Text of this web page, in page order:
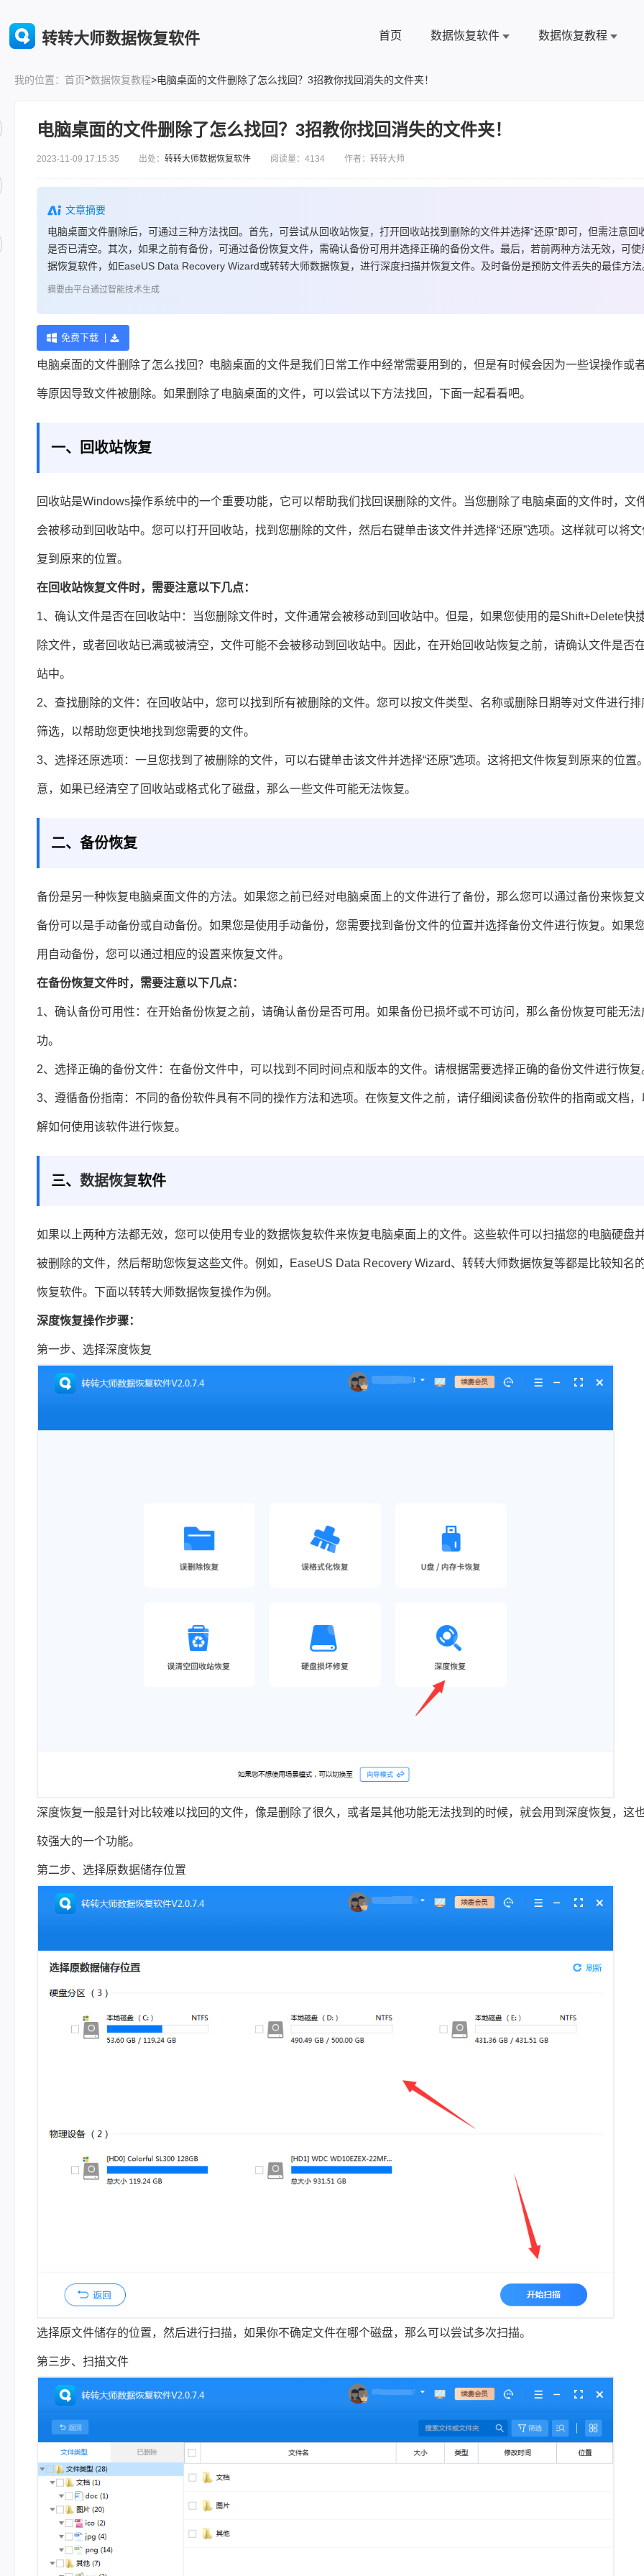
转转大师数据恢复软件 首页 数据恢复软件 数据恢复教程
我的位置： 首页>数据恢复教程>电脑桌面的文件删除了怎么找回？3招教你找回消失的文件夹！
电脑桌面的文件删除了怎么找回？3招教你找回消失的文件夹！
2023-11-09 17:15:35 出处： 转转大师数据恢复软件 阅读量：4134 作者：转转大师
文章摘要
电脑桌面文件删除后，可通过三种方法找回。首先，可尝试从回收站恢复，打开回收站找到删除的文件并选择“还原”即可，但需注意回
是否已清空。其次，如果之前有备份，可通过备份恢复文件，需确认备份可用并选择正确的备份文件。最后，若前两种方法无效，可使
据恢复软件，如EaseUS Data Recovery Wizard或转转大师数据恢复，进行深度扫描并恢复文件。及时备份是预防文件丢失的最佳方法
摘要由平台通过智能技术生成
免费下载 |
电脑桌面的文件删除了怎么找回？ 电脑桌面的文件是我们日常工作中经常需要用到的，但是有时候会因为一些误操作或
等原因导致文件被删除。如果删除了电脑桌面的文件，可以尝试以下方法找回，下面一起看看吧。
一、回收站恢复
回收站是Windows操作系统中的一个重要功能，它可以帮助我们找回误删除的文件。当您删除了电脑桌面的文件时，文
会被移动到回收站中。您可以打开回收站，找到您删除的文件，然后右键单击该文件并选择“还原”选项。这样就可以将
复到原来的位置。
在回收站恢复文件时，需要注意以下几点：
1、确认文件是否在回收站中：当您删除文件时，文件通常会被移动到回收站中。但是，如果您使用的是Shift+Delete快
除文件，或者回收站已满或被清空，文件可能不会被移动到回收站中。因此，在开始回收站恢复之前，请确认文件是否
站中。
2、查找删除的文件：在回收站中，您可以找到所有被删除的文件。您可以按文件类型、名称或删除日期等对文件进行排
筛选，以帮助您更快地找到您需要的文件。
3、选择还原选项：一旦您找到了被删除的文件，可以右键单击该文件并选择“还原”选项。这将把文件恢复到原来的位置
意，如果已经清空了回收站或格式化了磁盘，那么一些文件可能无法恢复。
二、备份恢复
备份是另一种恢复电脑桌面文件的方法。如果您之前已经对电脑桌面上的文件进行了备份，那么您可以通过备份来恢复
备份可以是手动备份或自动备份。如果您是使用手动备份，您需要找到备份文件的位置并选择备份文件进行恢复。如果
用自动备份，您可以通过相应的设置来恢复文件。
在备份恢复文件时，需要注意以下几点：
1、确认备份可用性：在开始备份恢复之前，请确认备份是否可用。如果备份已损坏或不可访问，那么备份恢复可能无法
功。
2、选择正确的备份文件：在备份文件中，可以找到不同时间点和版本的文件。请根据需要选择正确的备份文件进行恢复
3、遵循备份指南：不同的备份软件具有不同的操作方法和选项。在恢复文件之前，请仔细阅读备份软件的指南或文档，
解如何使用该软件进行恢复。
三、 数据恢复软件
如果以上两种方法都无效，您可以使用专业的数据恢复软件来恢复电脑桌面上的文件。这些软件可以扫描您的电脑硬盘
被删除的文件，然后帮助您恢复这些文件。例如，EaseUS Data Recovery Wizard、转转大师数据恢复等都是比较知名
恢复软件。下面以转转大师数据恢复操作为例。
深度恢复操作步骤：
第一步、选择深度恢复
深度恢复一般是针对比较难以找回的文件，像是删除了很久，或者是其他功能无法找到的时候，就会用到深度恢复，这
较强大的一个功能。
第二步、选择原数据储存位置
选择原文件储存的位置，然后进行扫描，如果你不确定文件在哪个磁盘，那么可以尝试多次扫描。
第三步、扫描文件